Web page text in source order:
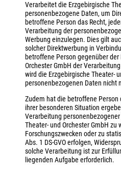
Verarbeitet die Erzgebirgische
personenbezogene Daten, um
betroffene Person das Recht,
Verarbeitung der
Werbung einzulegen. Dies gilt
solcher Direktwerbung in
betroffene Person gegenüber
Orchester GmbH der
wird die Erzgebirgische Theater-
personenbezogenen Daten nicht
Zudem hat die betroffene Person
ihrer besonderen Situation
Verarbeitung
Theater- und Orchester GmbH
Forschungszwecken oder zu
Abs. 1 DS-GVO erfolgen,
solche Verarbeitung ist zur
liegenden Aufgabe erforderlich.